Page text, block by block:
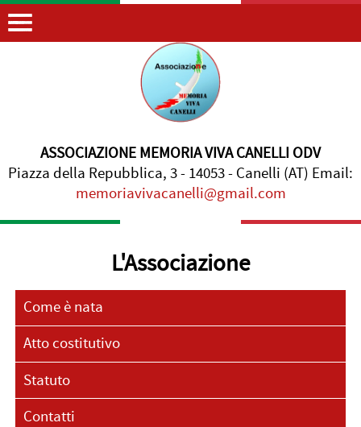
ASSOCIAZIONE MEMORIA VIVA CANELLI ODV
Piazza della Repubblica, 3 - 14053 - Canelli (AT) Email:
memoriavivacanelli@gmail.com
L'Associazione
Come è nata
Atto costitutivo
Statuto
Contatti